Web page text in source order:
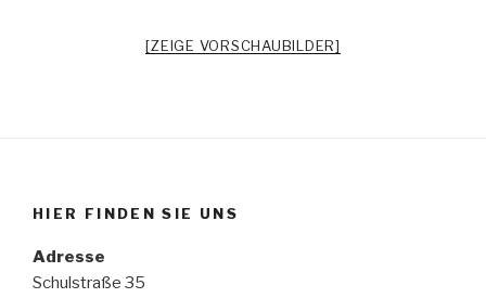
[ZEIGE VORSCHAUBILDER]
HIER FINDEN SIE UNS
Adresse
Schulstraße 35